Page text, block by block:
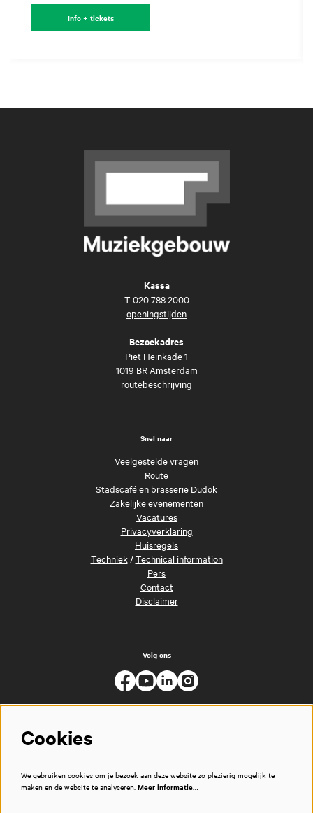
Info + tickets
Kassa
T 020 788 2000
openingstijden
Bezoekadres
Piet Heinkade 1
1019 BR Amsterdam
routebeschrijving
Snel naar
Veelgestelde vragen
Route
Stadscafé en brasserie Dudok
Zakelijke evenementen
Vacatures
Privacyverklaring
Huisregels
Techniek/Technical information
Pers
Contact
Disclaimer
Volg ons
Cookies
We gebruiken cookies om je bezoek aan deze website zo plezierig mogelijk te
maken en de website te analyseren. Meer informatie…